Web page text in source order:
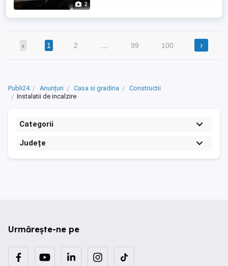
2
‹ 1 2 99 100 ›
Publi24 Anunțuri Casa si gradina
Constructii
Instalatii de incalzire
Categorii
Județe
Urmărește-ne pe